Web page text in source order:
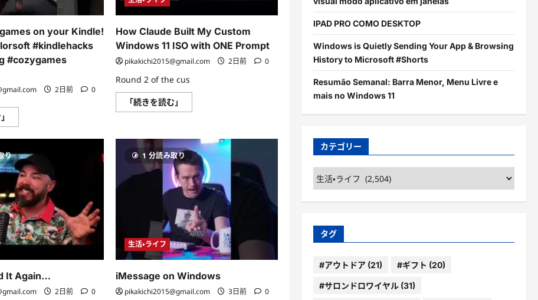
い
て
ら
に
読
む
on your Kindle!
#kindlehacks
#cozygames
2日前 0
to
games
your
Kindle!
#kindlecolorsoft
#kindlehacks
#cozygaming
#cozygames
#kindletips
に
つ
い
て
に
読
む
How Claude Built My Custom
Windows 11 ISO with ONE Prompt
pikakichi2015@gmail.com 2日前 0
Round 2 of the cus
「続きを読む」
Claude
Windows
11
ISO
with
ONE
Prompt
に
つ
い
て
さ
ら
に
読
む
り
It Again…
2日前 0
1 分読み取り
生活・ライフ
iMessage on Windows
pikakichi2015@gmail.com 3日前 0
IPAD PRO COMO DESKTOP
Windows is Quietly Sending Your App & Browsing
History to Microsoft #Shorts
Resumão Semanal: Barra Menor, Menu Livre e
mais no Windows 11
カテゴリー
カ
テ
ゴ
ー
タグ
#アウトドア(21) #ギフト (20)
#サロンドロワイヤル(31)